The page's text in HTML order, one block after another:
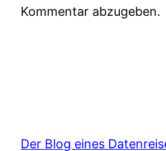
Kommentar abzugeben.
Der Blog eines